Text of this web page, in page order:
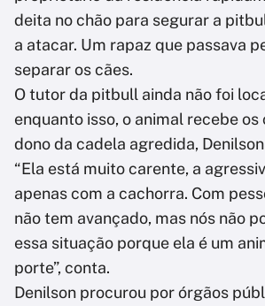
deita no chão para segurar a
a atacar. Um rapaz que passava
separar os cães.
O tutor da pitbull ainda não foi
enquanto isso, o animal recebe os
dono da cadela agredida,
“Ela está muito carente, a
apenas com a cachorra. Com
não tem avançado, mas nós não
essa situação porque ela é um
porte”, conta.
Denilson procurou por órgãos